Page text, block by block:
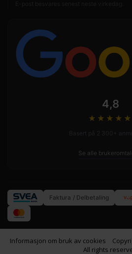
4,8
★★★★ ★
Se alle
Faktura / Delbetaling
Informasjon om bruk av cookies
All rights